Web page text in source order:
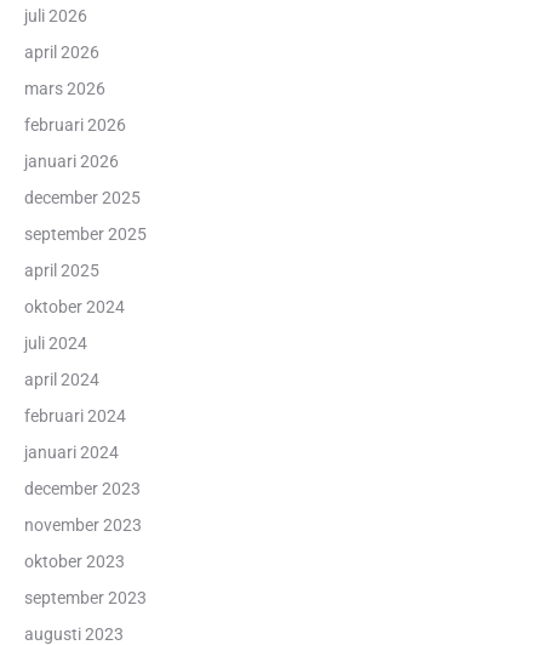
juli 2026
april 2026
mars 2026
februari 2026
januari 2026
december 2025
september 2025
april 2025
oktober 2024
juli 2024
april 2024
februari 2024
januari 2024
december 2023
november 2023
oktober 2023
september 2023
augusti 2023